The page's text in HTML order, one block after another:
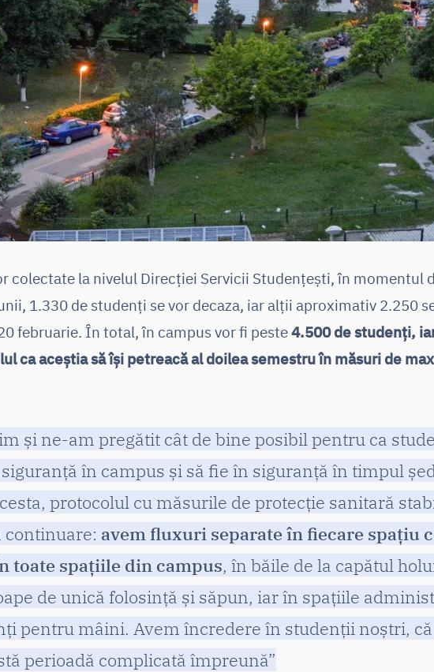
colectate la nivelul Direcției Servicii Studențești, în momentul
1.330 de studenți se vor decaza, iar alții aproximativ 2.250
februarie. În total, în campus vor fi peste4.500 de studenți,
ca aceștia să își petreacă al doilea semestru în măsuri de
și ne-am pregătit cât de bine posibil pentru ca
în campus și să fie în siguranță în timpul
protocolul cu măsurile de protecție sanitară
continuare: avem fluxuri separate în fiecare spațiu
toate spațiile din campus, în băile de la capătul
de unică folosință și săpun, iar în spațiile
pentru mâini. Avem încredere în studenții noștri,
perioadă complicată împreună”